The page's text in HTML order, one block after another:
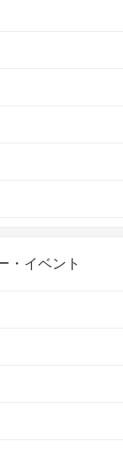
1-22 野村不
・イベント